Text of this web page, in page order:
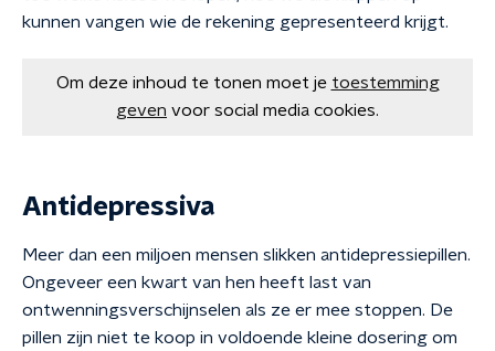
kunnen vangen wie de rekening gepresenteerd krijgt.
Om deze inhoud te tonen moet je toestemming
geven voor social media cookies.
Antidepressiva
Meer dan een miljoen mensen slikken antidepressiepillen.
Ongeveer een kwart van hen heeft last van
ontwenningsverschijnselen als ze er mee stoppen. De
pillen zijn niet te koop in voldoende kleine dosering om